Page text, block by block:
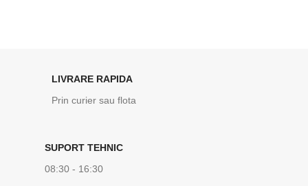
LIVRARE RAPIDA
Prin curier sau flota
SUPORT TEHNIC
08:30 - 16:30